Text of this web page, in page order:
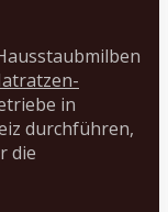
in
durchführen,
die